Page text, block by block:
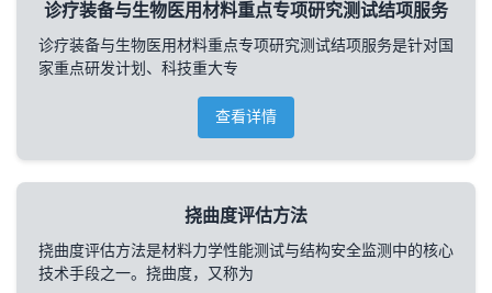
诊疗装备与生物医用材料重点专项研究测试结项服务
诊疗装备与生物医用材料重点专项研究测试结项服务是针对国
家重点研发计划、科技重大专
查看详情
挠曲度评估方法
挠曲度评估方法是材料力学性能测试与结构安全监测中的核心
技术手段之一。挠曲度，又称为